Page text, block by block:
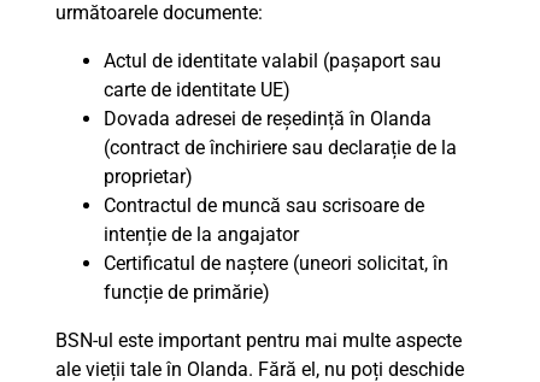
următoarele documente:
Actul de identitate valabil (pașaport sau
carte de identitate UE)
Dovada adresei de reședință în Olanda
(contract de închiriere sau declarație de la
proprietar)
Contractul de muncă sau scrisoare de
intenție de la angajator
Certificatul de naștere (uneori solicitat, în
funcție de primărie)
BSN-ul este important pentru mai multe aspecte
ale vieții tale în Olanda. Fără el, nu poți deschide